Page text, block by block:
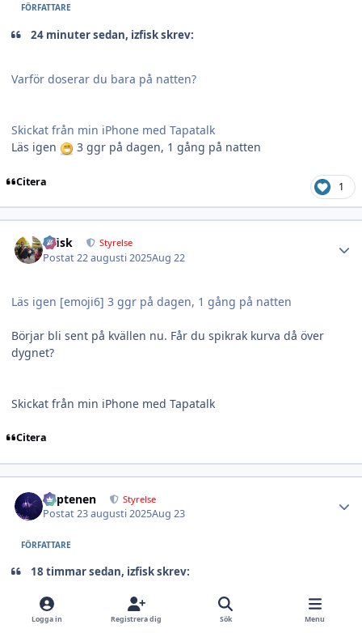
FÖRFATTARE
24 minuter sedan, izfisk skrev:
Varför doserar du bara på natten?
Skickat från min iPhone med Tapatalk
Läs igen
3 ggr på dagen, 1 gång på natten
Citera 1
izfisk Styrelse
Postat22 augusti 2025Aug 22
Läs igen [emoji6] 3 ggr på dagen, 1 gång på natten
Börjar bli sent på kvällen nu. Får du spikrak kurva då över
dygnet?
Skickat från min iPhone med Tapatalk
Citera
kaptenen Styrelse
Postat23 augusti 2025Aug 23
FÖRFATTARE
18 timmar sedan, izfisk skrev:
Börjar bli sent på kvällen nu. Får du spikrak kurva då över
Logga in Registrera dig Sök Menu